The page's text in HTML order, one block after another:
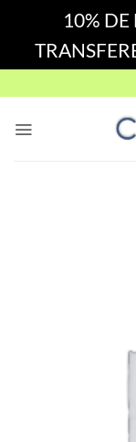
10% DE
to